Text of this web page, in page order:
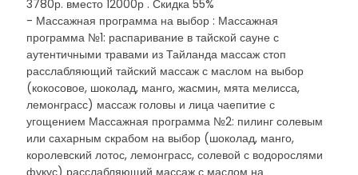
3780р. вместо 12000р . Скидка 55%
- Массажная программа на выбор : Массажная
программа №1: распаривание в тайской сауне с
аутентичными травами из Тайланда массаж стоп
расслабляющий тайский массаж с маслом на выбор
(кокосовое, шоколад, манго, жасмин, мята мелисса,
лемонграсс) массаж головы и лица чаепитие с
угощением Массажная программа №2: пилинг солевым
или сахарным скрабом на выбор (шоколад, манго,
королевский лотос, лемонграсс, солевой с водорослями
фукус) расслабляющий массаж с маслом на